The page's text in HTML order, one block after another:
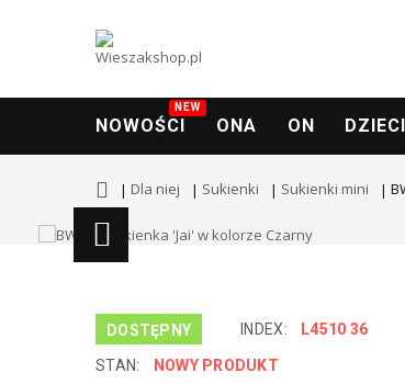
NOWOŚCI
NEW
ONA ON DZIECI
Dla niej Sukienki Sukienki mini
DOSTĘPNY INDEX: L4510 36
STAN: NOWY PRODUKT